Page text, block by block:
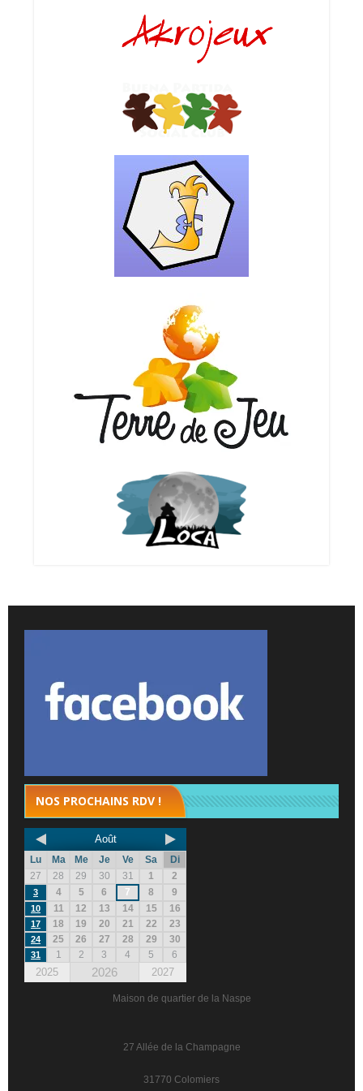
NOS PROCHAINS RDV !
Août
Lu Ma Me Je Ve Sa
Di
27
28 29 30 31 1 2
3 4 5 6 7 8 9
10 11 12 13 14 15 16
17 18 19 20 21 22 23
24 25 26 27 28 29 30
31 1 2 3 4 5 6
2025 2026 2027
Maison de quartier de la Naspe
27 Allée de la Champagne
31770 Colomiers